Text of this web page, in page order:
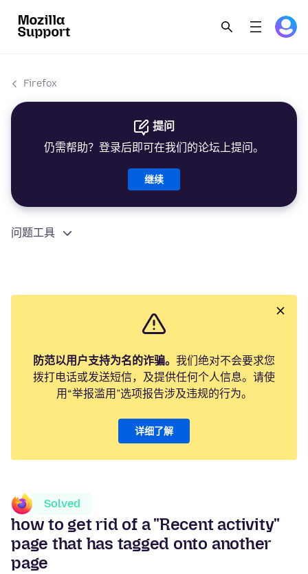
Firefox
提问
仍需帮助？登录后即可在我们的论坛上提问。
继续
问题工具
防范以用户支持为名的诈骗。 我们绝对不会要求您
拨打电话或发送短信，及提供任何个人信息。请使
用“举报滥用”选项报告涉及违规的行为。
详细了解
Solved
how to get rid of a "Recent activity"
page that has tagged onto another
page